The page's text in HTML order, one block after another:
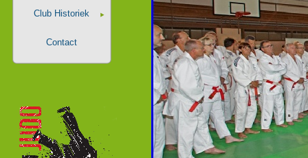
Club Historiek
Contact